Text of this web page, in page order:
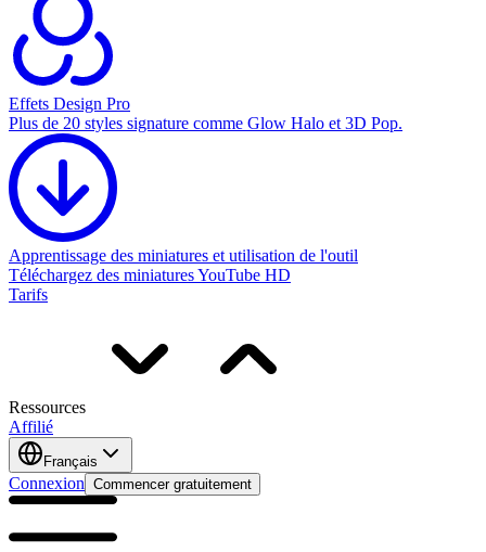
Effets Design Pro
Plus de 20 styles signature comme Glow Halo et 3D Pop.
Apprentissage des miniatures et utilisation de l'outil
Téléchargez des miniatures YouTube HD
Tarifs
Ressources
Affilié
Français
Connexion Commencer gratuitement